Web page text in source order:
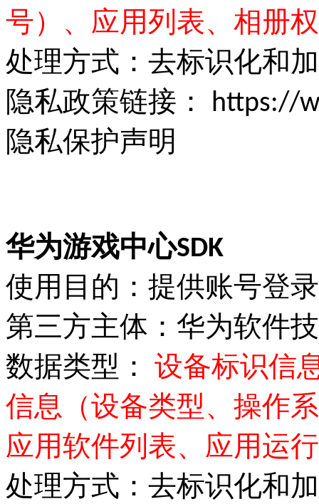
号）、应用列表、相册
处理方式：去标识化和
隐私政策链接：
https://
隐私保护声明
华为游戏中心SDK
使用目的：提供账号登
第三方主体：华为软件
数据类型：
设备标识信
信息（设备类型、操作
应用软件列表、应用运
处理方式：去标识化和